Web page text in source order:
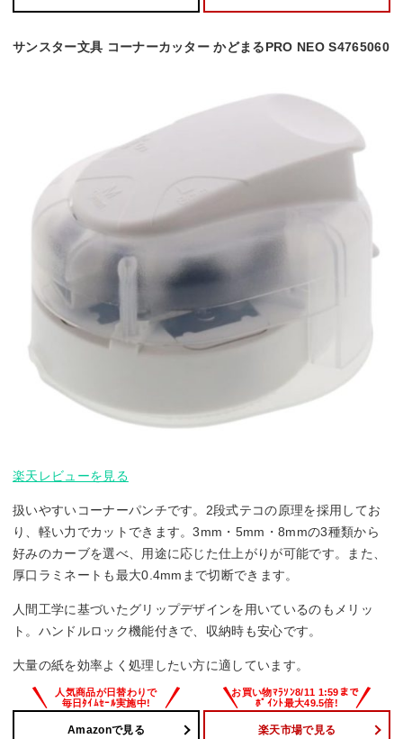
サンスター文具 コーナーカッター かどまるPRO NEO S4765060
楽天レビューを見る
扱いやすいコーナーパンチです。2段式テコの原理を採用してお
り、軽い力でカットできます。3mm・5mm・8mmの3種類から
好みのカーブを選べ、用途に応じた仕上がりが可能です。また、
厚口ラミネートも最大0.4mmまで切断できます。
人間工学に基づいたグリップデザインを用いているのもメリッ
ト。ハンドルロック機能付きで、収納時も安心です。
大量の紙を効率よく処理したい方に適しています。
Amazonで見る 楽天市場で見る